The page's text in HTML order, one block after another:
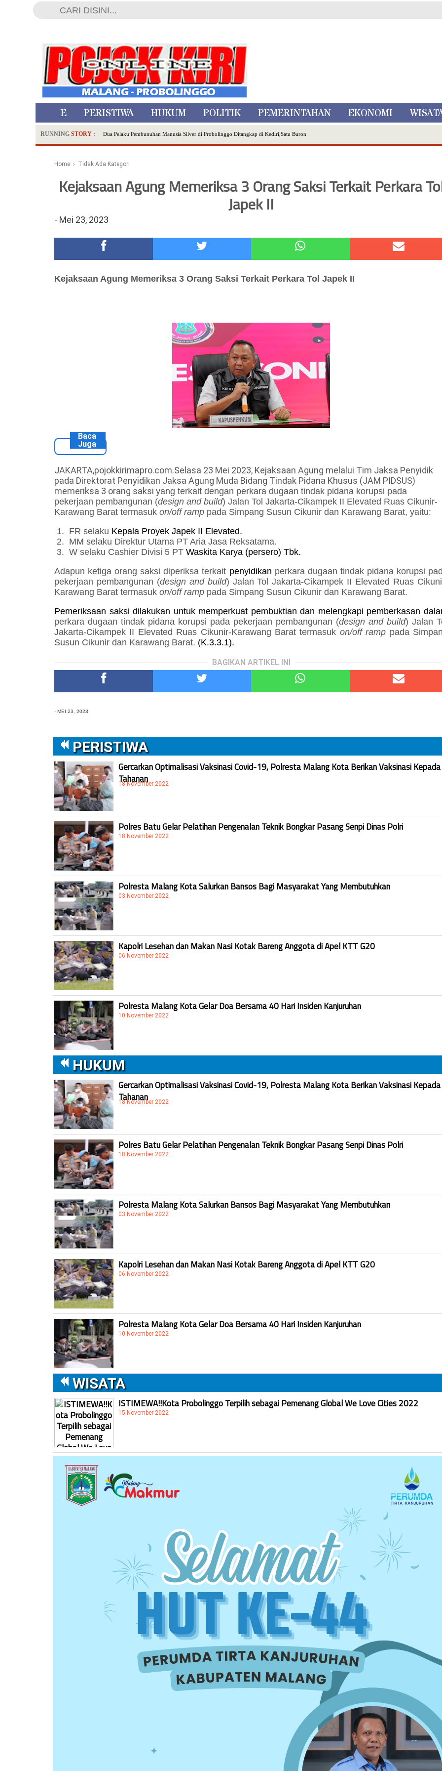
HOME PERISTIWA HUKUM POLITIK PEMERINTAHAN EKONOMI
RUNNING STORY : Dua Pelaku Pembunuhan Manusia Silver di Probolinggo Ditangkap di Kediri,Satu Buron
SDN Sumberejo 02 Kota Batu Kembangkan Program Inovasi Literasi Melalui LASKAR JODA, Usung Filosofi Gelar Sehelai Tikar
Polsek Wonoasih Perkuat Ketahanan Pangan Lewat Dialog Bersama Petani
RILIS RAPAT PLENO TERBUKA PEMUTAKHIRAN DATA PEMILIH BERKELANJUTAN (PDPB) TRIWULAN II
Tugu Tirta Usung 'Smart Water City' di Indonesia City Expo APEKSI XVIII Medan
Meriah,Peringati Hari Bhayangkara ke-80,Polres Batu Gelar Kapolres Cup 9 Ball Tournament,Gandeng Carabao Bistro & Pool Batu HQ Total Hadiah
Healing-Healing Ke-Malang Batu Jangan Lupa Mampir Ke-Waroeng Tani Dau Malang,Dijamin Ketagihan,Ini Sebabnya
Home › Tidak Ada Kategori
Kejaksaan Agung Memeriksa 3 Orang Saksi Terkait Perkara
Japek II
- Mei 23, 2023
Kejaksaan Agung Memeriksa 3 Orang Saksi Terkait Perkara Tol Japek II
Baca
Juga
JAKARTA,pojokkirimapro.com.Selasa 23 Mei 2023, Kejaksaan Agung melalui Tim Jaksa Penyidik
pada Direktorat Penyidikan Jaksa Agung Muda Bidang Tindak Pidana Khusus (JAM PIDSUS)
memeriksa 3 orang saksi yang terkait dengan perkara dugaan tindak pidana korupsi pada
pekerjaan pembangunan (design and build) Jalan Tol Jakarta-Cikampek II Elevated Ruas Cikunir-
Karawang Barat termasuk on/off ramp pada Simpang Susun Cikunir dan Karawang Barat, yaitu:
1. FR selaku Kepala Proyek Japek II Elevated.
2. MM selaku Direktur Utama PT Aria Jasa Reksatama.
3. W selaku Cashier Divisi 5 PT Waskita Karya (persero) Tbk.
Adapun ketiga orang saksi diperiksaterkait penyidikan perkara dugaan tindak pidana korupsi
pekerjaan pembangunan (design and build) Jalan Tol Jakarta-Cikampek II Elevated Ruas
Karawang Barat termasuk on/off ramp pada Simpang Susun Cikunir dan Karawang Barat.
Pemeriksaan saksi dilakukan untuk memperkuat pembuktian dan melengkapi pemberkasan
perkara dugaan tindak pidana korupsi pada pekerjaan pembangunan (design and build) Jalan
Jakarta-Cikampek II Elevated Ruas Cikunir-Karawang Barat termasuk on/off ramp pada
Susun Cikunir dan Karawang Barat. (K.3.3.1).
BAGIKAN ARTIKEL INI
- MEI 23, 2023
PERISTIWA
Gercarkan Optimalisasi Vaksinasi Covid-19, Polresta Malang Kota Berikan Vaksinasi Kepada
Tahanan
18 November 2022
Polres Batu Gelar Pelatihan Pengenalan Teknik Bongkar Pasang Senpi Dinas Polri
18 November 2022
Polresta Malang Kota Salurkan Bansos Bagi Masyarakat Yang Membutuhkan
03 November 2022
Kapolri Lesehan dan Makan Nasi Kotak Bareng Anggota di Apel KTT G20
06 November 2022
Polresta Malang Kota Gelar Doa Bersama 40 Hari Insiden Kanjuruhan
10 November 2022
HUKUM
Gercarkan Optimalisasi Vaksinasi Covid-19, Polresta Malang Kota Berikan Vaksinasi Kepada
Tahanan
18 November 2022
Polres Batu Gelar Pelatihan Pengenalan Teknik Bongkar Pasang Senpi Dinas Polri
18 November 2022
Polresta Malang Kota Salurkan Bansos Bagi Masyarakat Yang Membutuhkan
03 November 2022
Kapolri Lesehan dan Makan Nasi Kotak Bareng Anggota di Apel KTT G20
06 November 2022
Polresta Malang Kota Gelar Doa Bersama 40 Hari Insiden Kanjuruhan
10 November 2022
WISATA
ISTIMEWA!!Kota Probolinggo Terpilih sebagai Pemenang Global We Love Cities 2022
15 November 2022